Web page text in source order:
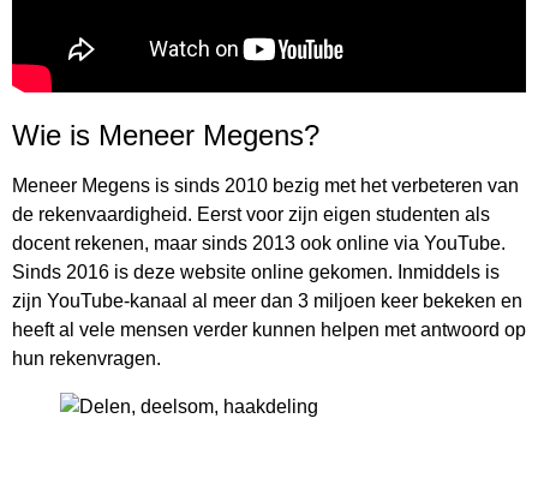
Wie is Meneer Megens?
Meneer Megens is sinds 2010 bezig met het verbeteren van
de rekenvaardigheid. Eerst voor zijn eigen studenten als
docent rekenen, maar sinds 2013 ook online via YouTube.
Sinds 2016 is deze website online gekomen. Inmiddels is
zijn YouTube-kanaal al meer dan 3 miljoen keer bekeken en
heeft al vele mensen verder kunnen helpen met antwoord op
hun rekenvragen.